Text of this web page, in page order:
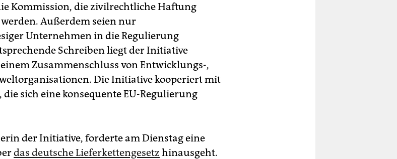
Kommission, die zivilrechtliche Haftung
Außerdem seien nur
Unternehmen in die Regulierung
Schreiben liegt der Initiative
Zusammenschluss von Entwicklungs-,
Die Initiative kooperiert mit
sich eine konsequente EU-Regulierung
der Initiative, forderte am Dienstag eine
das deutsche Lieferkettengesetz hinausgeht.